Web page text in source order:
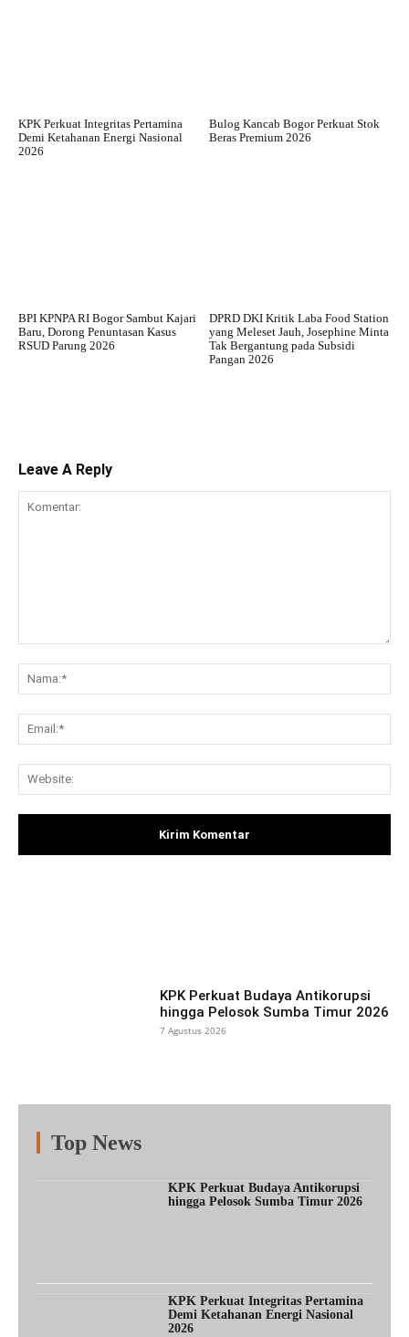
KPK Perkuat Integritas Pertamina
Demi Ketahanan Energi Nasional
2026
Bulog Kancab Bogor Perkuat Stok
Beras Premium 2026
BPI KPNPA RI Bogor Sambut Kajari
Baru, Dorong Penuntasan Kasus
RSUD Parung 2026
DPRD DKI Kritik Laba Food Station
yang Meleset Jauh, Josephine Minta
Tak Bergantung pada Subsidi
Pangan 2026
Leave A Reply
KPK Perkuat Budaya Antikorupsi
hingga Pelosok Sumba Timur 2026
7 Agustus 2026
Top News
KPK Perkuat Budaya Antikorupsi
hingga Pelosok Sumba Timur 2026
KPK Perkuat Integritas Pertamina
Demi Ketahanan Energi Nasional
2026